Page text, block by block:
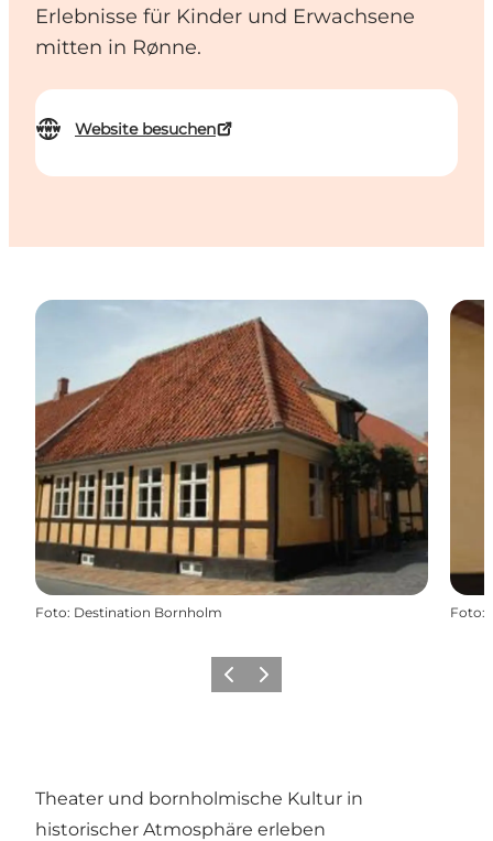
Erlebnisse für Kinder und Erwachsene
mitten in Rønne.
Website besuchen
Foto: Destination Bornholm Foto:
ZurückWeiter
Theater und bornholmische Kultur in
historischer Atmosphäre erleben